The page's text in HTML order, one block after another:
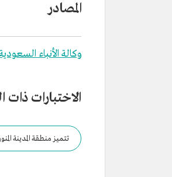
المصادر
وكالة الأنباء
الاختبارات ذات
تتميز منطقة المدينة